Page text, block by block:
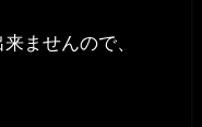
ませんので、